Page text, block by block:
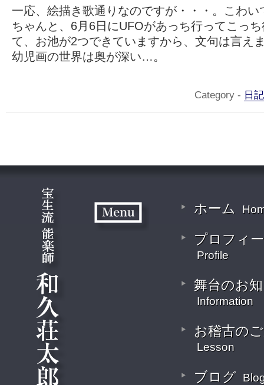
一応、絵描き歌通りなのですが・・・。こわい
ちゃんと、6月6日にUFOがあっち行ってこっ
て、お池が2つできていますから、文句は言え
幼児画の世界は奥が深い…。
Category - 日記
ホーム
プロフィ
Profile
舞台のお
Information
お稽古の
Lesson
ブログ